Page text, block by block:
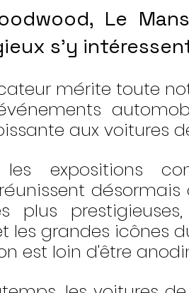
Le
s'y
mérite toute
aux voitures
expositions
plus
les grandes icônes
est loin d'être